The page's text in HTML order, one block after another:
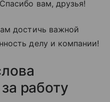
вам, друзья!
достичь важной
делу и компании!
работу